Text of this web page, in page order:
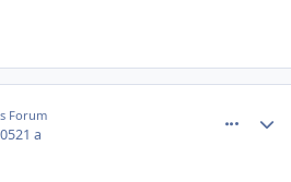
Forum
21 a